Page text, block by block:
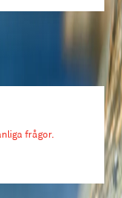
frågor.